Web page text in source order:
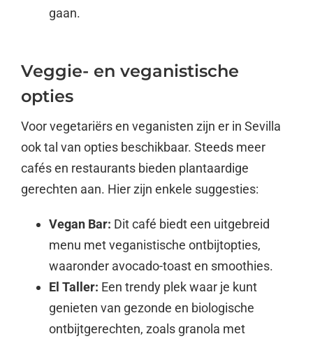
gaan.
Veggie- en veganistische
opties
Voor vegetariërs en veganisten zijn er in Sevilla
ook tal van opties beschikbaar. Steeds meer
cafés en restaurants bieden plantaardige
gerechten aan. Hier zijn enkele suggesties:
Vegan Bar: Dit café biedt een uitgebreid
menu met veganistische ontbijtopties,
waaronder avocado-toast en smoothies.
El Taller: Een trendy plek waar je kunt
genieten van gezonde en biologische
ontbijtgerechten, zoals granola met